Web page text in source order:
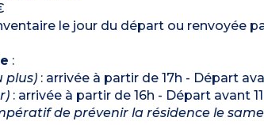
le jour du départ ou renvoyée
:
plus): arrivée à partir de 17h - Départ
: arrivée à partir de 16h - Départ avant
de prévenir la résidence le